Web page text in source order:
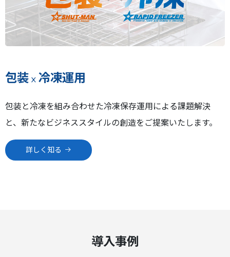
包装×冷凍運用
包装と冷凍を組み合わせた冷凍保存運用による課題解決
と、新たなビジネススタイルの創造をご提案いたします。
詳しく知る
導入事例